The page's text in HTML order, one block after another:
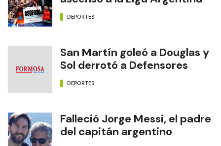
NOTAS RELACIONADAS
River Plate concretó el
DEPORTES
San Martín goleó a Douglas y
DEPORTES